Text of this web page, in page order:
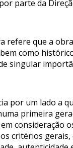
parte da
refere que a
como
singular
por um lado a
primeira
consideração
critérios